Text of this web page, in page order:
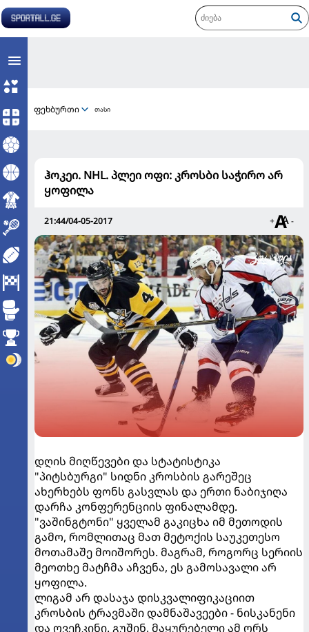
ფეხბურთი თასი
ჰოკეი. NHL. პლეი ოფი: კროსბი საჭირო არ
ყოფილა
21:44/04-05-2017 + -
დღის მიღწევები და სტატისტიკა
"პიტსბურგი" სიდნი კროსბის გარეშეც
ახერხებს ფონს გასვლას და ერთი ნაბიჯიღა
დარჩა კონფერენციის ფინალამდე.
"ვაშინგტონი" ყველამ გაკიცხა იმ მეთოდის
გამო, რომლითაც მათ მეტოქის საუკეთესო
მოთამაშე მოიშორეს. მაგრამ, როგორც სერიის
მეოთხე მატჩმა აჩვენა, ეს გამოსავალი არ
ყოფილა.
ლიგამ არ დასაჯა დისკვალიფიკაციით
კროსბის ტრავმაში დამნაშავეები - ნისკანენი
და ოვეჩკინი. გუშინ, მაყურებელი ამ ორს